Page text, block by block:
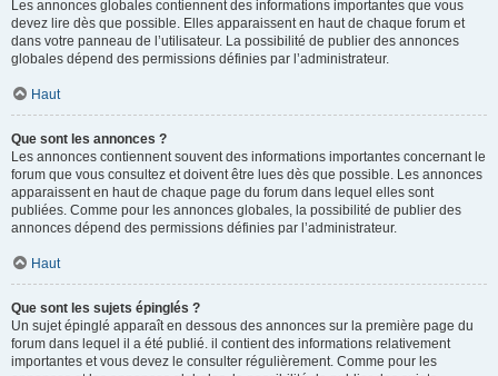
Les annonces globales contiennent des informations importantes que vous
devez lire dès que possible. Elles apparaissent en haut de chaque forum et
dans votre panneau de l’utilisateur. La possibilité de publier des annonces
globales dépend des permissions définies par l’administrateur.
Haut
Que sont les annonces ?
Les annonces contiennent souvent des informations importantes concernant le
forum que vous consultez et doivent être lues dès que possible. Les annonces
apparaissent en haut de chaque page du forum dans lequel elles sont
publiées. Comme pour les annonces globales, la possibilité de publier des
annonces dépend des permissions définies par l’administrateur.
Haut
Que sont les sujets épinglés ?
Un sujet épinglé apparaît en dessous des annonces sur la première page du
forum dans lequel il a été publié. il contient des informations relativement
importantes et vous devez le consulter régulièrement. Comme pour les